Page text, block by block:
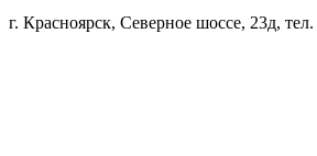
г. Красноярск, Северное шоссе, 23д, тел.